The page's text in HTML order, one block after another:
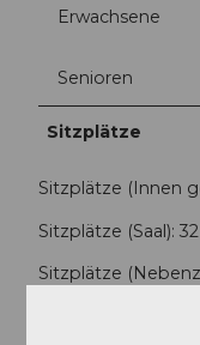
Erwachsene
Senioren
Sitzplätze
Sitzplätze (Innen
Sitzplätze (Saal): 32
Sitzplätze